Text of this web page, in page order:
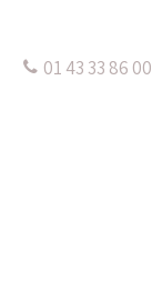
01 43 33 86 00